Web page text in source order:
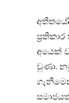
අයෙක්
වුණා.